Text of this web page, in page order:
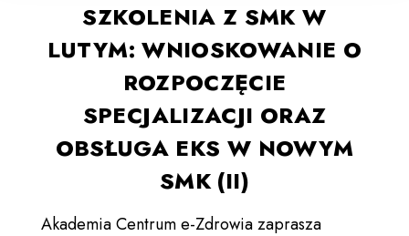
SZKOLENIA Z SMK W
LUTYM: WNIOSKOWANIE O
ROZPOCZĘCIE
SPECJALIZACJI ORAZ
OBSŁUGA EKS W NOWYM
SMK (II)
Akademia Centrum e-Zdrowia zaprasza